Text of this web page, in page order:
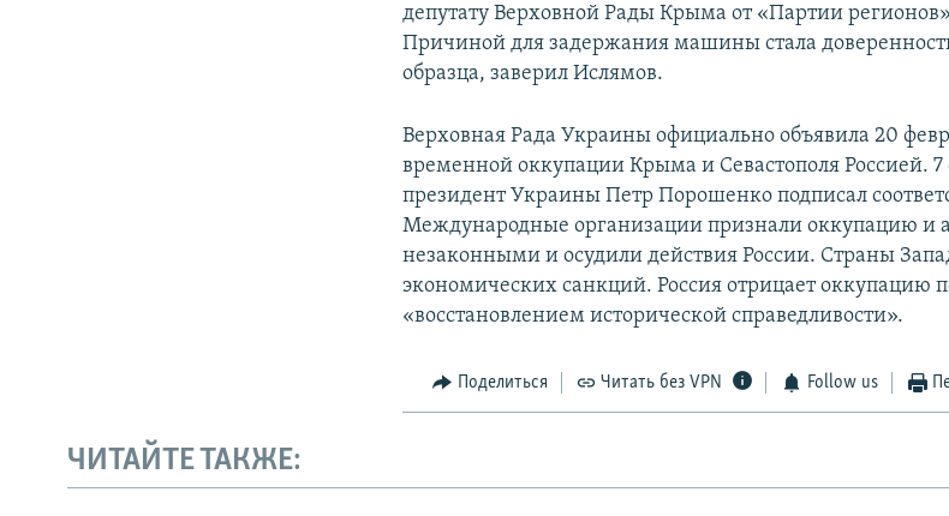
депутату Верховной Рады Крыма от «Партии
Причиной для задержания машины стала
образца, заверил Ислямов.
Верховная Рада Украины официально объявила 20
временной оккупации Крыма и Севастополя Россией. 7
президент Украины Петр Порошенко подписал
Международные организации признали оккупацию и
незаконными и осудили действия России. Страны
экономических санкций. Россия отрицает оккупацию
«восстановлением исторической справедливости».
Поделиться Читать без VPN Follow us
ЧИТАЙТЕ ТАКЖЕ: